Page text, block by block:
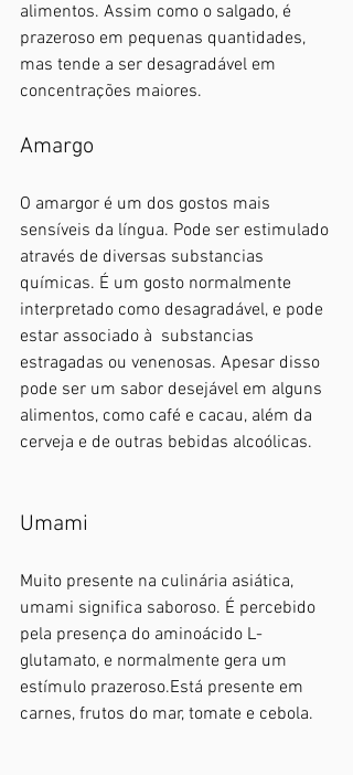
alimentos. Assim como o salgado, é
prazeroso em pequenas quantidades,
mas tende a ser desagradável em
concentrações maiores.
Amargo
O amargor é um dos gostos mais
sensíveis da língua. Pode ser estimulado
através de diversas substancias
químicas. É um gosto normalmente
interpretado como desagradável, e pode
estar associado à  substancias
estragadas ou venenosas. Apesar disso
pode ser um sabor desejável em alguns
alimentos, como café e cacau, além da
cerveja e de outras bebidas alcoólicas.
Umami
Muito presente na culinária asiática,
umami significa saboroso. É percebido
pela presença do aminoácido L-
glutamato, e normalmente gera um
estímulo prazeroso.Está presente em
carnes, frutos do mar, tomate e cebola.